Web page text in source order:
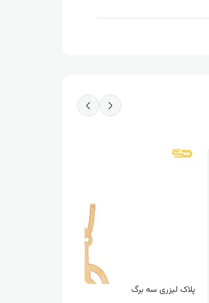
پلاک لیزری سه برگ